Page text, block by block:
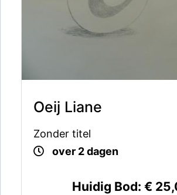
Oeij Liane
Zonder titel
over 2 dagen
Huidig Bod: €